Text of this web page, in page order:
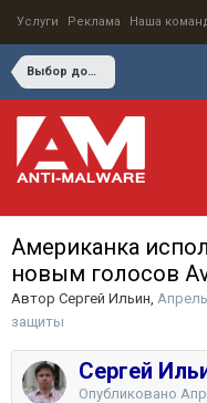
Услуги Реклама Наша
Выбор домашних средств защиты
Американка
новым голосов
Автор Сергей Ильин,
защиты
Сергей
Опубликовано